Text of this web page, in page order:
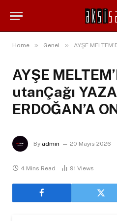
Home » Genel » AYŞE MELTEM’DEN
AYŞE
utanÇağı
ERDOĞAN’A
By admin 20 Mayıs 2026
4 Mins Read 91 Views